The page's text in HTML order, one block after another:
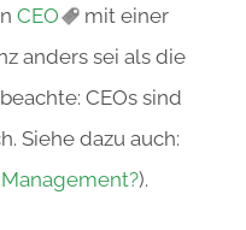
CEO
mit einer
anders sei als die
CEOs sind
Siehe dazu auch:
).